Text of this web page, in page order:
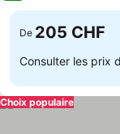
De 205 CHF
Consulter les prix
Choix populaire